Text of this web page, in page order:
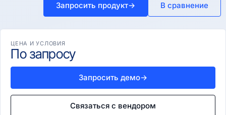
Запросить продукт→ В сравнение
ЦЕНА И УСЛОВИЯ
По запросу
Запросить демо→
Связаться с вендором